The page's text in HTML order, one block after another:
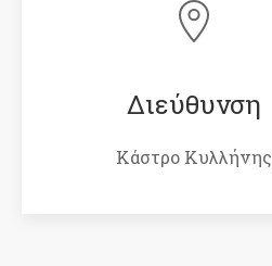
Διεύθυνση
Κάστρο Κυλλήνης